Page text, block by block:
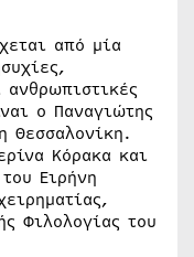
από μία
ανθρωπιστικές
ο Παναγιώτης
Θεσσαλονίκη.
Κόρακα και
Ειρήνη
Φιλολογίας του